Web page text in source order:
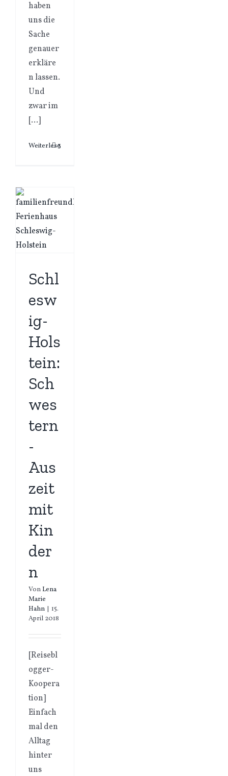
haben
uns die
Sache
genauer
erkläre
n lassen.
Und
zwar im
[...]
Weiterlesen
3
Schl
esw
ig-
Hols
tein:
Sch
wes
tern
-
Aus
zeit
mit
Kin
der
n
VonLena
Marie
Hahn | 15.
April 2018
[Reisebl
ogger-
Koopera
tion]
Einfach
mal den
Alltag
hinter
uns